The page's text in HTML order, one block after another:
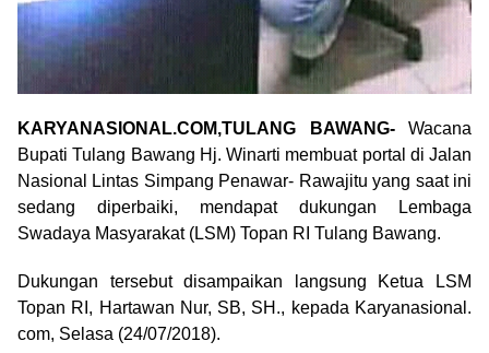
KARYANASIONAL.COM,TULANG BAWANG-Wacana
Bupati Tulang Bawang Hj. Winarti membuat portal di Jalan
Nasional Lintas Simpang Penawar- Rawajitu yang saat ini
sedang diperbaiki, mendapat dukungan Lembaga
Swadaya Masyarakat (LSM) Topan RI Tulang Bawang.
Dukungan tersebut disampaikan langsung Ketua LSM
Topan RI, Hartawan Nur, SB, SH., kepada Karyanasional.
com, Selasa (24/07/2018).